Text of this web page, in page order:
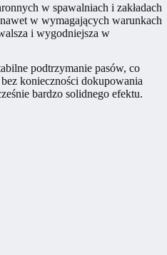
w spawalniach i zakładach
w wymagających warunkach
i wygodniejsza w
podtrzymanie pasów, co
konieczności dokupowania
bardzo solidnego efektu.